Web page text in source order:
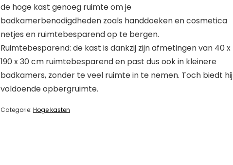
de hoge kast genoeg ruimte om je
badkamerbenodigdheden zoals handdoeken en cosmetica
netjes en ruimtebesparend op te bergen.
Ruimtebesparend: de kast is dankzij zijn afmetingen van 40 x
190 x 30 cm ruimtebesparend en past dus ook in kleinere
badkamers, zonder te veel ruimte in te nemen. Toch biedt hij
voldoende opbergruimte.
Categorie: Hoge kasten